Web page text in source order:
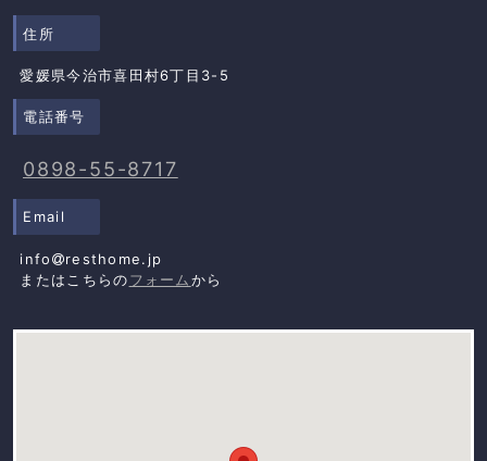
住所
愛媛県今治市喜田村6丁目3-5
電話番号
0898-55-8717
Email
info
resthome.jp
またはこちらのフォーム から